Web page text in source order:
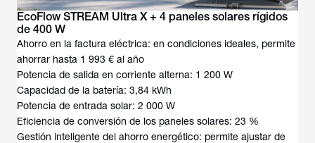
EcoFlow STREAM Ultra X + 4 paneles solares rígidos
de 400 W
Ahorro en la factura eléctrica: en condiciones ideales, permite
ahorrar hasta 1 993 € al año
Potencia de salida en corriente alterna: 1 200 W
Capacidad de la batería: 3,84 kWh
Potencia de entrada solar: 2 000 W
Eficiencia de conversión de los paneles solares: 23 %
Gestión inteligente del ahorro energético: permite ajustar de